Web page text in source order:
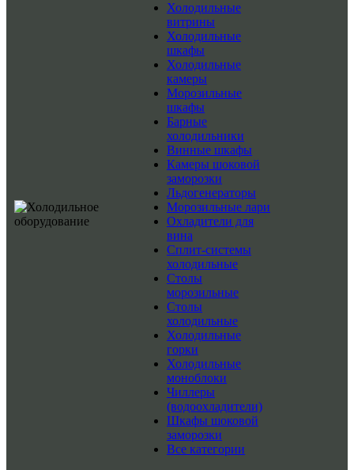
Холодильные
витрины
Холодильные
шкафы
Холодильные
камеры
Морозильные
шкафы
Барные
холодильники
Винные шкафы
Камеры шоковой
заморозки
Льдогенераторы
Морозильные лари
Охладители для
вина
Сплит-системы
холодильные
Столы
морозильные
Столы
холодильные
Холодильные
горки
Холодильные
моноблоки
Чиллеры
(водоохладители)
Шкафы шоковой
заморозки
Все категории